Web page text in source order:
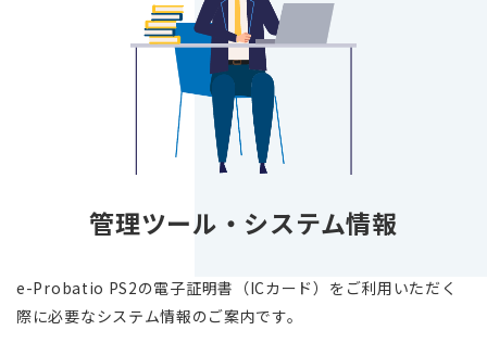
管理ツール・システム情報
e-Probatio PS2の電子証明書（ICカード）をご利用いただく
際に必要なシステム情報のご案内です。